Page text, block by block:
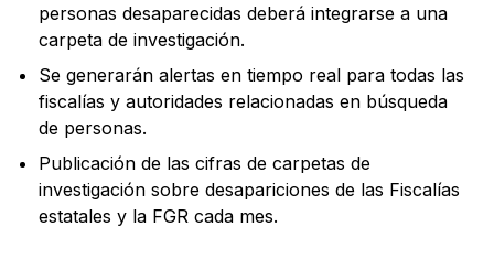
personas desaparecidas deberá integrarse a una
carpeta de investigación.
Se generarán alertas en tiempo real para todas las
fiscalías y autoridades relacionadas en búsqueda
de personas.
Publicación de las cifras de carpetas de
investigación sobre desapariciones de las Fiscalías
estatales y la FGR cada mes.